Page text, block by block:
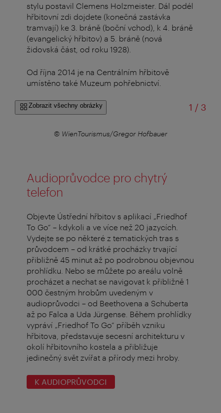
stylu postavil Clemens Holzmeister. Dál podél
hřbitovní zdi dojdete (konečná zastávka
tramvají) ke 3. bráně (boční vchod), k 4. bráně
(evangelický hřbitov) a 5. bráně (nová
židovská část, od roku 1928).
Od října 2014 je na Centrálním hřbitově
umístěno také Muzeum pohřebnictví.
Zobrazit všechny obrázky 1 /z3
© WienTourismus/Gregor Hofbauer
Audioprůvodce pro chytrý
telefon
Objevte Ústřední hřbitov s aplikací „Friedhof
To Go“ – kdykoli a ve více než 20 jazycích.
Vydejte se po některé z tematických tras s
průvodcem – od krátké procházky trvající
přibližně 45 minut až po podrobnou objevnou
prohlídku. Nebo se můžete po areálu volně
procházet a nechat se navigovat k přibližně 1
000 čestným hrobům uvedeným v
audioprůvodci – od Beethovena a Schuberta
až po Falca a Uda Jürgense. Během prohlídky
vypráví „Friedhof To Go“ příběh vzniku
hřbitova, představuje secesní architekturu v
okolí hřbitovního kostela a přibližuje
jedinečný svět zvířat a přírody mezi hroby.
K AUDIOPRŮVODCI